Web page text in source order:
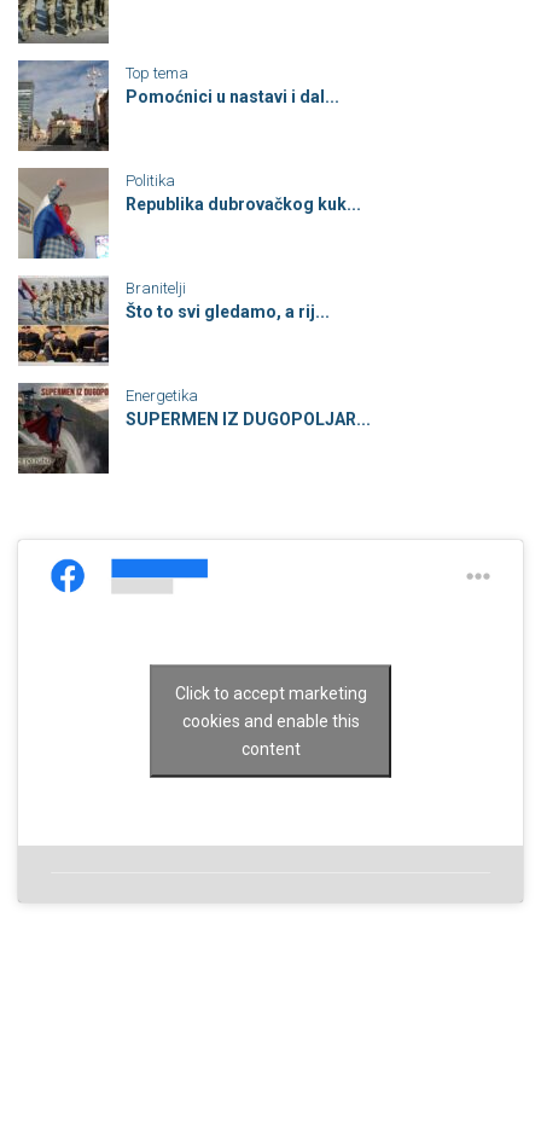
Top tema
Pomoćnici u nastavi i dal...
Politika
Republika dubrovačkog kuk...
Branitelji
Što to svi gledamo, a rij...
Energetika
SUPERMEN IZ DUGOPOLJAR...
Click to accept marketing
cookies and enable this
content